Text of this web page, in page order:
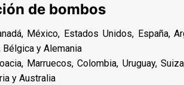
de bombos
México, Estados Unidos, España,
y Alemania
Marruecos, Colombia, Uruguay,
y Australia